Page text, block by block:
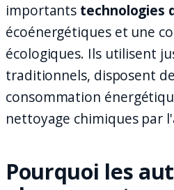
importants technologies
écoénergétiques et une
écologiques. Ils utilisent
traditionnels, disposent
consommation
nettoyage chimiques par
Pourquoi les